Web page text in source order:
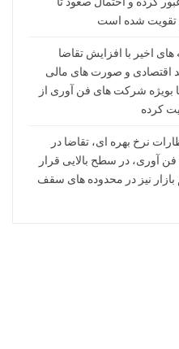
های اخیر با افزایش تقاضا
اقتصادی و صورت های مالی
بویژه شرکت های فن آوری از
کرده
نرخ بهره ای، تقاضا در
فن آوری، در سطح بالایی قرار
نیز در محدوده های سقف